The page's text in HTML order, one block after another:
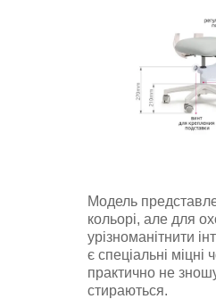
Модель
кольорі, але для
урізноманітнити
є спеціальні міцні
практично не
стираються.